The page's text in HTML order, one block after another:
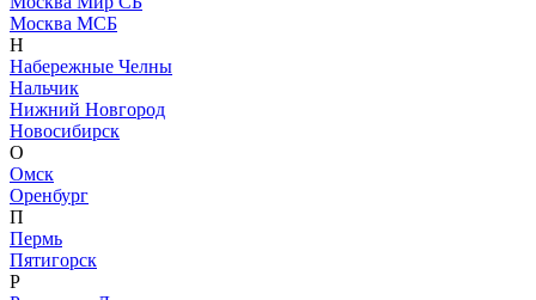
Москва МСБ
Н
Набережные Челны
Нальчик
Нижний Новгород
Новосибирск
О
Омск
Оренбург
П
Пермь
Пятигорск
Р